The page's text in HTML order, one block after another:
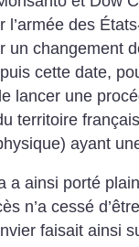
l’armée des
un changement
cette date,
lancer une
territoire
ayant
a ainsi porté
n’a cessé
faisait ainsi